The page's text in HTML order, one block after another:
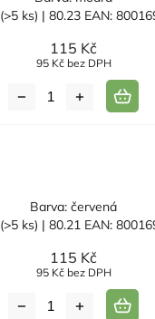
(>5 ks) | 80.23 EAN:
115 Kč
95 Kč bez DPH
Barva: červená
(>5 ks) | 80.21 EAN:
115 Kč
95 Kč bez DPH